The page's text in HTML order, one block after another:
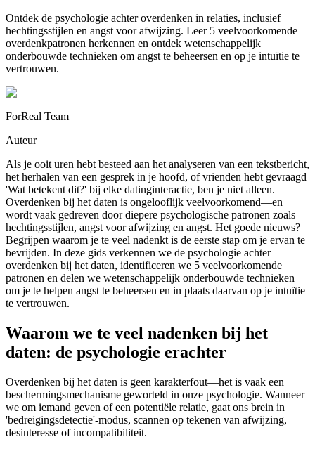
Ontdek de psychologie achter overdenken in relaties, inclusief
hechtingsstijlen en angst voor afwijzing. Leer 5 veelvoorkomende
overdenkpatronen herkennen en ontdek wetenschappelijk
onderbouwde technieken om angst te beheersen en op je intuïtie te
vertrouwen.
ForReal Team
Auteur
Als je ooit uren hebt besteed aan het analyseren van een tekstbericht,
het herhalen van een gesprek in je hoofd, of vrienden hebt gevraagd
'Wat betekent dit?' bij elke datinginteractie, ben je niet alleen.
Overdenken bij het daten is ongelooflijk veelvoorkomend—en
wordt vaak gedreven door diepere psychologische patronen zoals
hechtingsstijlen, angst voor afwijzing en angst. Het goede nieuws?
Begrijpen waarom je te veel nadenkt is de eerste stap om je ervan te
bevrijden. In deze gids verkennen we de psychologie achter
overdenken bij het daten, identificeren we 5 veelvoorkomende
patronen en delen we wetenschappelijk onderbouwde technieken
om je te helpen angst te beheersen en in plaats daarvan op je intuïtie
te vertrouwen.
Waarom we te veel nadenken bij het
daten: de psychologie erachter
Overdenken bij het daten is geen karakterfout—het is vaak een
beschermingsmechanisme geworteld in onze psychologie. Wanneer
we om iemand geven of een potentiële relatie, gaat ons brein in
'bedreigingsdetectie'-modus, scannen op tekenen van afwijzing,
desinteresse of incompatibiliteit.